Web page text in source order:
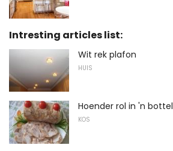
Intresting articles list:
Wit rek plafon
HUIS
Hoender rol in 'n bottel
KOS